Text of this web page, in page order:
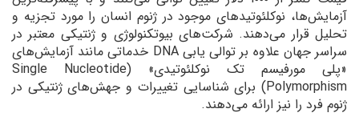
آزمایش‌ها، نوکلئوتیدهای موجود در ژنوم انسان را مورد تجزیه و
تحلیل قرار می‌دهند. شرکت‌های بیوتکنولوژی و ژنتیکی معتبر در
سراسر جهان علاوه بر توالی یابی DNA خدماتی مانند آزمایش‌های
«پلی مورفیسم تک نوکلئوتیدی» (Single Nucleotide
Polymorphism) برای شناسایی تغییرات و جهش‌های ژنتیکی در
ژنوم فرد را نیز ارائه می‌دهند.